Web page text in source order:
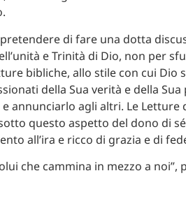
di fare una dotta
e Trinità di Dio, non per
bibliche, allo stile con cui Dio
della Sua verità e della
annunciarlo agli altri. Le Letture
questo aspetto del dono di
all’ira e ricco di grazia e di
che cammina in mezzo a